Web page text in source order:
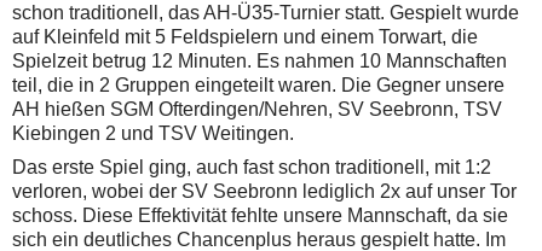
schon traditionell, das AH-Ü35-Turnier statt. Gespielt wurde
auf Kleinfeld mit 5 Feldspielern und einem Torwart, die
Spielzeit betrug 12 Minuten. Es nahmen 10 Mannschaften
teil, die in 2 Gruppen eingeteilt waren. Die Gegner unsere
AH hießen SGM Ofterdingen/Nehren, SV Seebronn, TSV
Kiebingen 2 und TSV Weitingen.
Das erste Spiel ging, auch fast schon traditionell, mit 1:2
verloren, wobei der SV Seebronn lediglich 2x auf unser Tor
schoss. Diese Effektivität fehlte unsere Mannschaft, da sie
sich ein deutliches Chancenplus heraus gespielt hatte. Im